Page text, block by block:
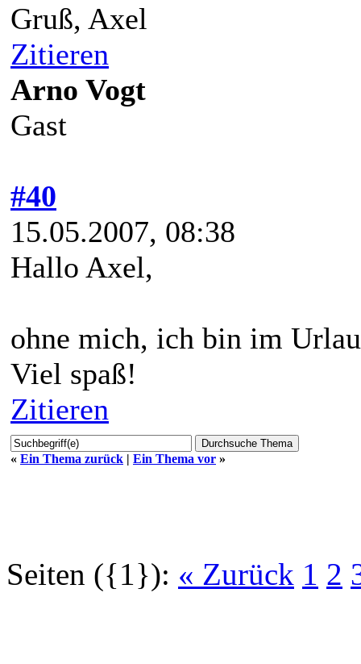
Gruß, Axel
Zitieren
Arno Vogt
Gast
#40
15.05.2007, 08:38
Hallo Axel,
ohne mich, ich bin im
Viel spaß!
Zitieren
« Ein Thema zurück | Ein Thema vor »
Seiten ({1}): « Zurück 1 2